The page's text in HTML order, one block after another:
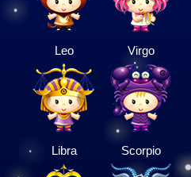
Leo Virgo
Libra Scorpio